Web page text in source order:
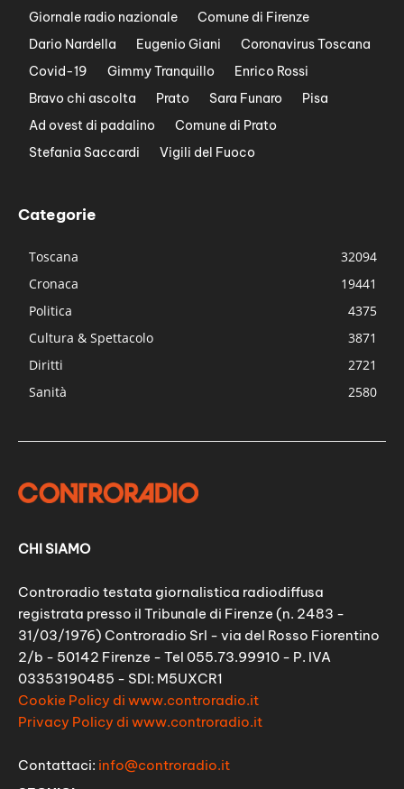
Giornale radio nazionale
Comune di Firenze
Dario Nardella
Eugenio Giani
Coronavirus Toscana
Covid-19
Gimmy Tranquillo
Enrico Rossi
Bravo chi ascolta
Prato Sara Funaro
Pisa
Ad ovest di padalino
Comune di Prato
Stefania Saccardi
Vigili del Fuoco
Categorie
Toscana
32094
Cronaca
19441
Politica
4375
Cultura & Spettacolo
3871
Diritti
2721
Sanità
2580
CHI SIAMO
Controradio testata giornalistica radiodiffusa
registrata presso il Tribunale di Firenze (n. 2483 -
31/03/1976) Controradio Srl - via del Rosso Fiorentino
2/b - 50142 Firenze - Tel 055.73.99910 - P. IVA
03353190485 - SDI: M5UXCR1
Cookie Policy di www.controradio.it
Privacy Policy di www.controradio.it
Contattaci: info@controradio.it